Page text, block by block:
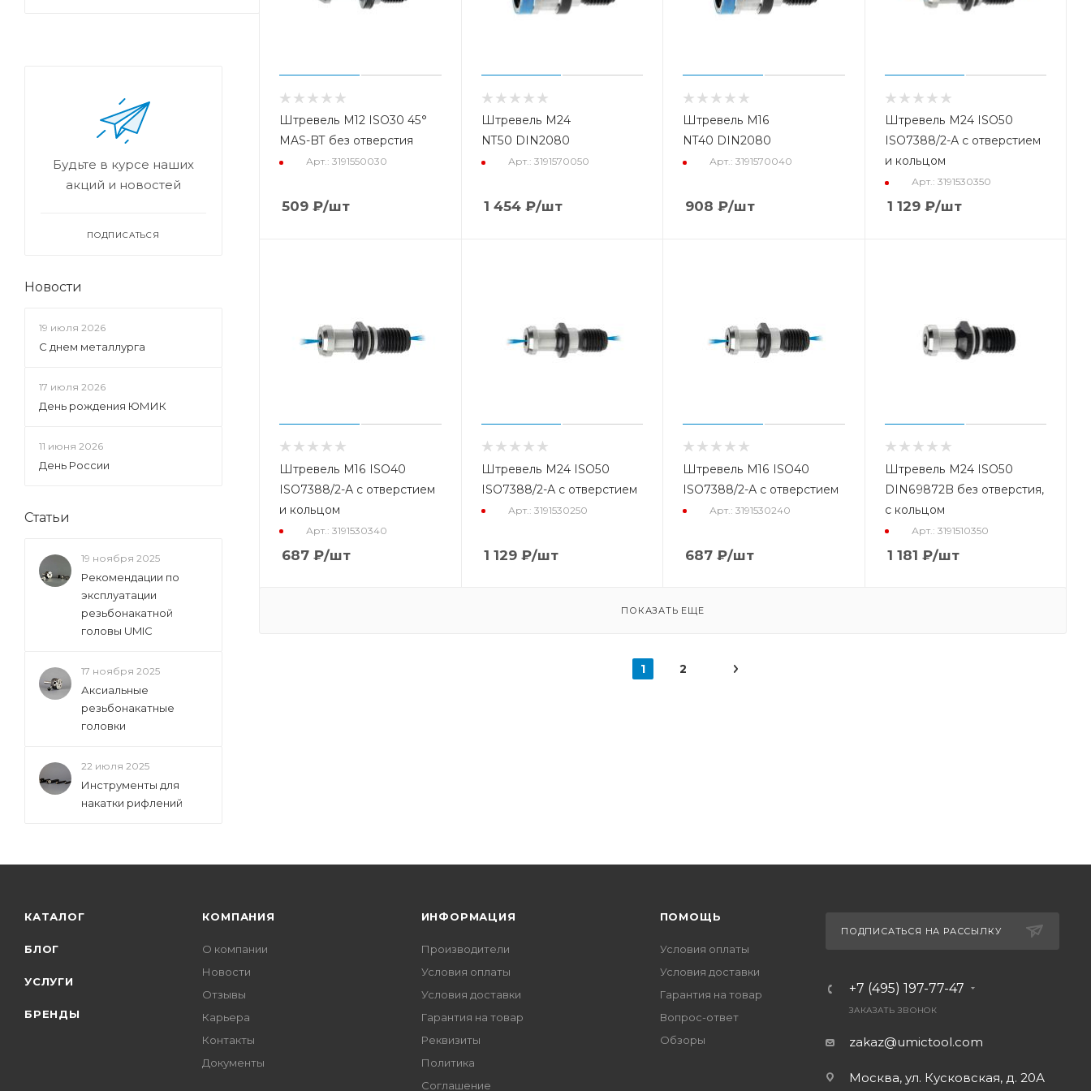
Штревель М12 ISO30 45°
MAS-BT без отверстия
Арт.: 3191550030
509 ₽/шт
Штревель М24
NT50 DIN2080
Арт.: 3191570050
1 454₽/шт
Штревель М16
NT40 DIN2080
Арт.: 3191570040
908 ₽/шт
Штревель М24 ISO50
ISO7388/2-А с отверстием
и кольцом
Арт.: 3191530350
1 129₽/шт
Штревель М16 ISO40
ISO7388/2-А с отверстием
и кольцом
Арт.: 3191530340
687 ₽/шт
Штревель М24 ISO50
ISO7388/2-А с отверстием
Арт.: 3191530250
1 129₽/шт
Штревель М16 ISO40
ISO7388/2-А с отверстием
Арт.: 3191530240
687 ₽/шт
Штревель M24 ISO50
DIN69872B без отверстия,
с кольцом
Арт.: 3191510350
1 181 ₽/шт
ПОКАЗАТЬ ЕЩЕ
1 2
Будьте в курсе наших
акций и новостей
ПОДПИСАТЬСЯ
Новости
19 июля 2026
С днем металлурга
17 июля 2026
День рождения ЮМИК
11 июня 2026
День России
Статьи
19 ноября 2025
Рекомендации по
эксплуатации
резьбонакатной
головы UMIC
17 ноября 2025
Аксиальные
резьбонакатные
головки
22 июля 2025
Инструменты для
накатки рифлений
КАТАЛОГ
БЛОГ
УСЛУГИ
БРЕНДЫ
КОМПАНИЯ
О компании
Новости
Отзывы
Карьера
Контакты
Документы
ИНФОРМАЦИЯ
Производители
Условия оплаты
Условия доставки
Гарантия на товар
Реквизиты
Политика
Соглашение
ПОМОЩЬ
Условия оплаты
Условия доставки
Гарантия на товар
Вопрос-ответ
Обзоры
ПОДПИСАТЬСЯ НА РАССЫЛКУ
+7 (495) 197-77-47
ЗАКАЗАТЬ ЗВОНОК
zakaz@umictool.com
Москва, ул. Кусковская, д. 20А